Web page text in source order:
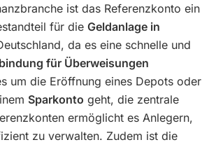
ist das Referenzkonto ein
für die Geldanlage in
da es eine schnelle und
für Überweisungen
um die Eröffnung eines Depots oder
Sparkonto geht, die zentrale
ermöglicht es Anlegern,
zu verwalten. Zudem ist die